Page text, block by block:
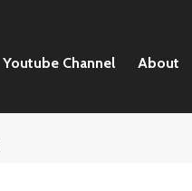
Youtube Channel About